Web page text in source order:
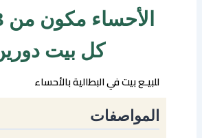
كل بيت
للبيـع بيت في البطالية بالأحساء
المواصفات